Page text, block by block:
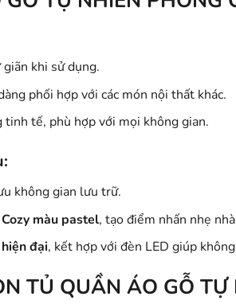
khi sử dụng.
phối hợp với các món nội thất khác.
tế, phù hợp với mọi không gian.
không gian lưu trữ.
màu pastel, tạo điểm nhấn nhẹ
đại, kết hợp với đèn LED giúp
TỦ QUẦN ÁO GỖ